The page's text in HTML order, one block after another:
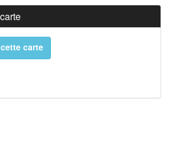
carte